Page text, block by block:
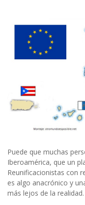
Puede que muchas
Iberoamérica, que un
Reunificacionistas con
es algo anacrónico y
más lejos de la realidad.